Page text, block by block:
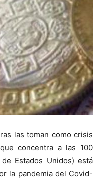
las toman como crisis
concentra a las 100
Estados Unidos) está
la pandemia del Covid-